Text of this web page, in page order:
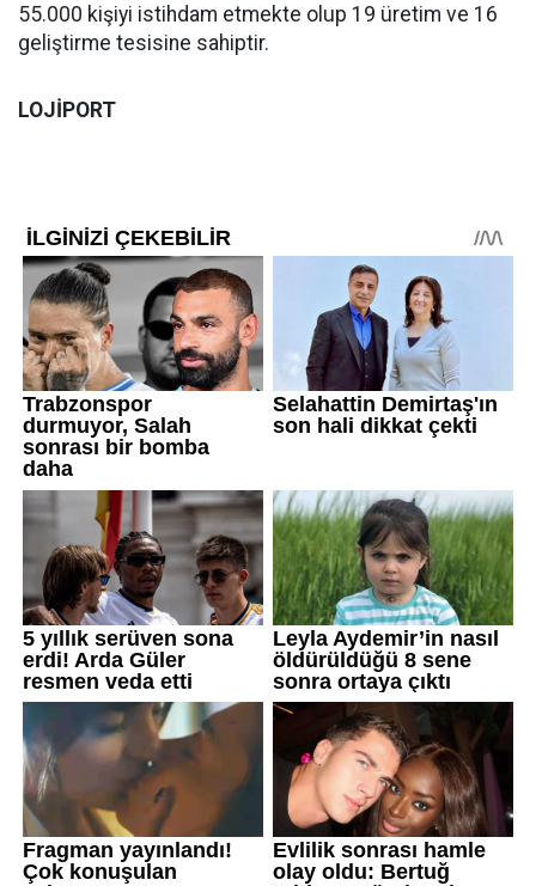
55.000 kişiyi istihdam etmekte olup 19 üretim ve 16
geliştirme tesisine sahiptir.
LOJİPORT